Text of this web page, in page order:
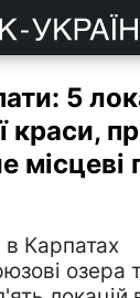
5
краси,
місцеві
в Карпатах
озера